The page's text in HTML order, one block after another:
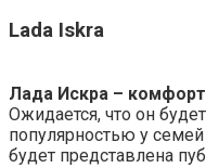
Lada Iskra
Лада Искра –
Ожидается, что он
популярностью у
будет представлена